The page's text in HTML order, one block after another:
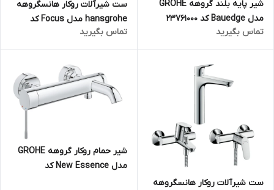
شیر پایه بلند گروهه GROHE
مدل Bauedge کد 23761000
تماس بگیرید
ست شیرآلات روکار هانسگروهه
hansgrohe مدل Focus کد
KH1064 (سه تکه)
تماس بگیرید
ست شیرآلات روکار هانسگروهه
شیر حمام روکار گروهه GROHE
مدل New Essence کد